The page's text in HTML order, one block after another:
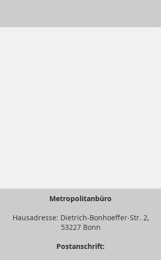
Metropolitanbüro
Hausadresse: Dietrich-Bonhoeffer-Str. 2,
53227 Bonn
Postanschrift: